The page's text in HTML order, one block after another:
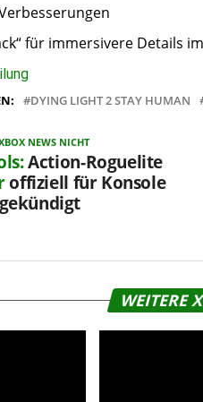
für immersivere Details
DYING LIGHT 2 STAY HUMAN
NEWS NICHT
Action-Roguelite
offiziell für Konsole
WEITERE